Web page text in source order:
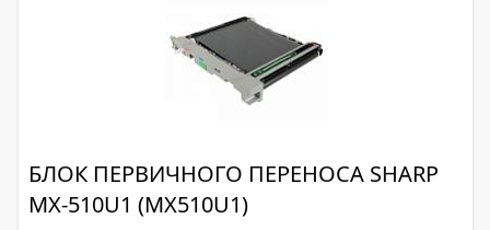
БЛОК ПЕРВИЧНОГО ПЕРЕНОСА SHARP
MX-510U1 (MX510U1)